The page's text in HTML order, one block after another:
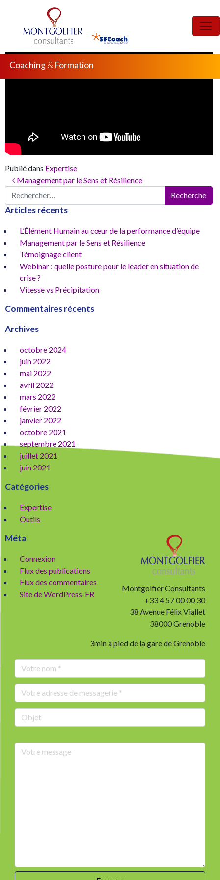
Coaching& Formation
L’Élément Humain au cœur de la performance d’équipe
14 octobre 2024
Romain
Barbier
Publié dans Expertise
Navigation
des
articles
Management par le Sens et Résilience
Recherche
pour :
Articles récents
L’Élément Humain au cœur de la performance d’équipe
Management par le Sens et Résilience
Témoignage client
Webinar : quelle posture pour le leader en situation de
crise ?
Vitesse vs Précipitation
Commentaires récents
Archives
octobre 2024
juin 2022
mai 2022
avril 2022
mars 2022
février 2022
janvier 2022
octobre 2021
septembre 2021
juillet 2021
juin 2021
Catégories
Expertise
Outils
Méta
Connexion
Flux des publications
Flux des commentaires
Site de WordPress-FR
Montgolfier Consultants
+33 4 57 00 00 30
38 Avenue Félix Viallet
38000 Grenoble
3min à pied de la gare de Grenoble